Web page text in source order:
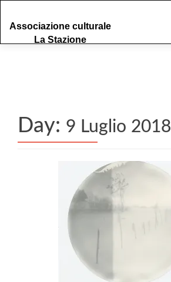
i
Associazione culturale
La Stazione
Day: 9 Luglio 2018